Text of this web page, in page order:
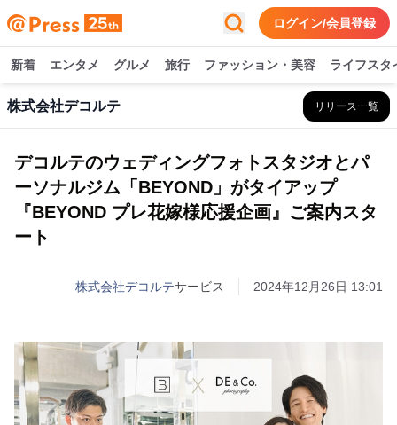
ログイン/会員登録
新着 エンタメ グルメ 旅行 ファッション・美容 ライフスタ
株式会社デコルテ リリース一覧
デコルテのウェディングフォトスタジオとパ
ーソナルジム「BEYOND」がタイアップ
『BEYOND プレ花嫁様応援企画』ご案内スタ
ート
株式会社デコルテサービス 2024年12月26日 13:01